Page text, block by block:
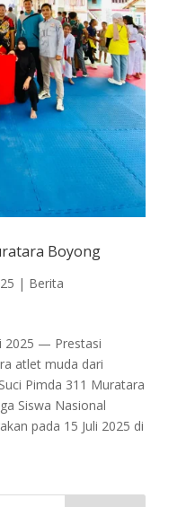
Boyong
| Berita
2025 — Prestasi
atlet muda dari
Pimda 311 Muratara
Siswa Nasional
pada 15 Juli 2025 di